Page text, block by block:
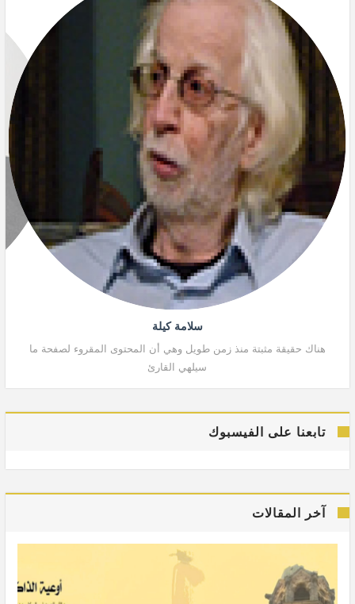
سلامة كيلة
هناك حقيقة مثبتة منذ زمن طويل وهي أن المحتوى المقروء لصفحة ما
سيلهي القارئ
تابعنا على الفيسبوك
آخر المقالات